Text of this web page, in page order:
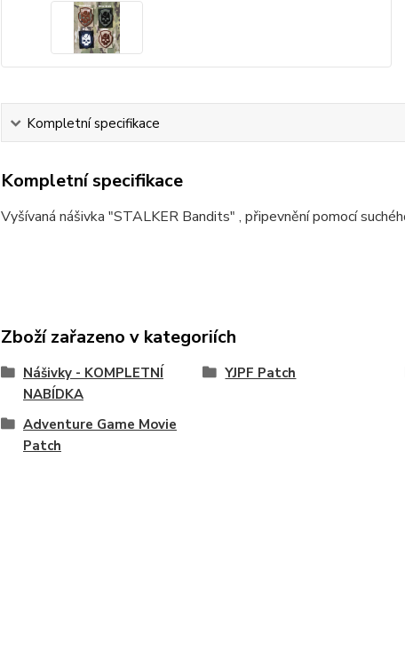
Kompletní specifikace
Kompletní specifikace
Vyšívaná nášivka "STALKER Bandits" , připevnění pomocí
Zboží zařazeno v kategoriích
Nášivky - KOMPLETNÍ
NABÍDKA
YJPF Patch
Adventure Game Movie
Patch